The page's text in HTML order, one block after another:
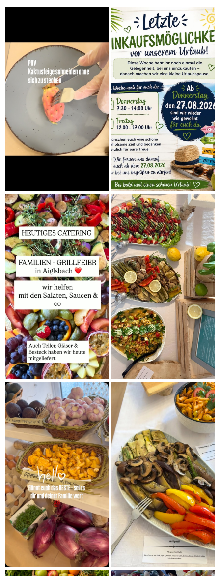
Vitamine für unterwegs: Obstideen
für Ausflüge, Schule & Büro (auch
per DHL)
Manuel Schlickenrieder
Vitamine für unterwegs: Obstideen für Ausflüge, Schule
& Büro (auch per DHL) Wer viel unterwegs ist, weiß, wie
wichtig es ist, die...
WEITERLESEN
02
MAI
REZEPTE
Frühlingssalate & Bowls: Einfache
Rezepte aus deiner Vitaminkiste
Manuel Schlickenrieder
Frühlingssalate & Bowls: Einfache Rezepte aus deiner
Vitaminkiste Der Frühling ist die perfekte Jahreszeit für
leichte, frische **...
WEITERLESEN
16
APR.
REZEPTE
Spargel & Rhabarber: Saisonstart im
Frühling – so nutzt du unsere Kisten
Manuel Schlickenrieder
Spargel & Rhabarber: Saisonstart im Frühling – so nutzt